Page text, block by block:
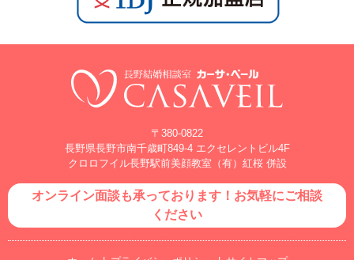
〒380-0822
長野県長野市南千歳町849-4 エクセレントビル4F
クロロフイル長野駅前美顔教室（有）紅桜 併設
オンライン面談も承っております！お気軽にご相談
ください